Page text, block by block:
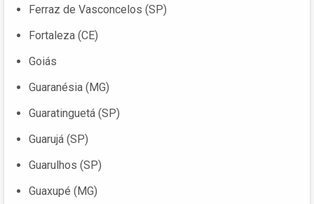
Ferraz de Vasconcelos (SP)
Fortaleza (CE)
Goiás
Guaranésia (MG)
Guaratinguetá (SP)
Guarujá (SP)
Guarulhos (SP)
Guaxupé (MG)